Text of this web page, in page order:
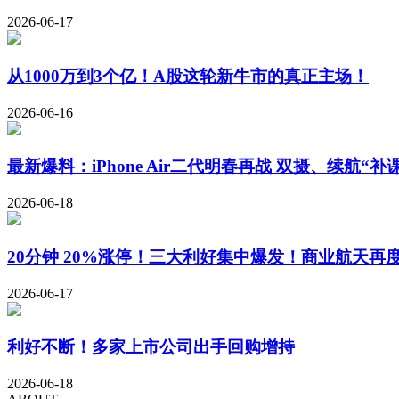
2026-06-17
从1000万到3个亿！A股这轮新牛市的真正主场！
2026-06-16
最新爆料：iPhone Air二代明春再战 双摄、续航“补
2026-06-18
20分钟 20%涨停！三大利好集中爆发！商业航天再
2026-06-17
利好不断！多家上市公司出手回购增持
2026-06-18